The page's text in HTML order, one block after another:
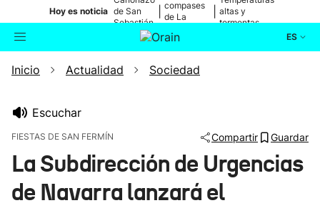
Hoy es noticia de San
Sebastián
compases
de La
altas y
tormentas
ES
Buscador Actualidad
Ikusmiran
Inicio Actualidad Sociedad
Escuchar
FIESTAS DE SAN FERMÍN Compartir Guardar
La Subdirección de Urgencias
de Navarra lanzará el